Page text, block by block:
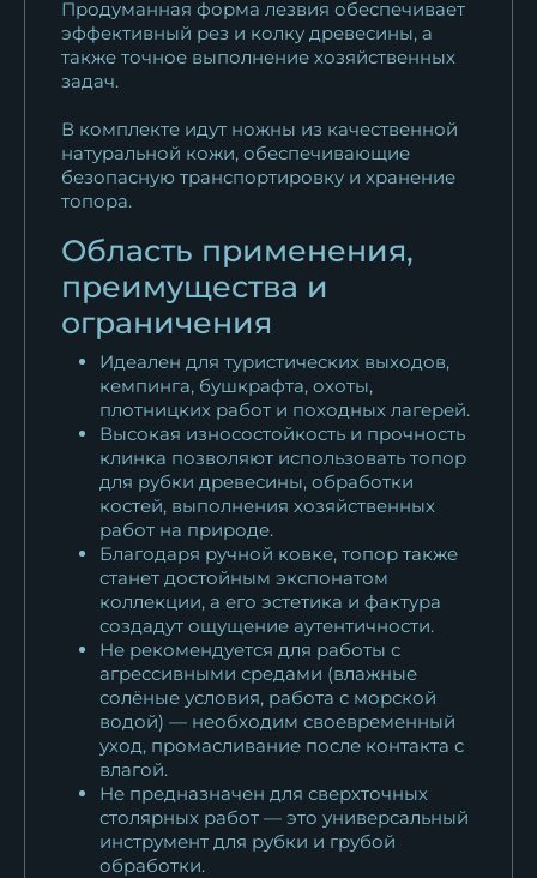
Продуманная форма лезвия обеспечивает
эффективный рез и колку древесины, а
также точное выполнение хозяйственных
задач.
В комплекте идут ножны из качественной
натуральной кожи, обеспечивающие
безопасную транспортировку и хранение
топора.
Область применения,
преимущества и
ограничения
Идеален для туристических выходов,
кемпинга, бушкрафта, охоты,
плотницких работ и походных лагерей.
Высокая износостойкость и прочность
клинка позволяют использовать топор
для рубки древесины, обработки
костей, выполнения хозяйственных
работ на природе.
Благодаря ручной ковке, топор также
станет достойным экспонатом
коллекции, а его эстетика и фактура
создадут ощущение аутентичности.
Не рекомендуется для работы с
агрессивными средами (влажные
солёные условия, работа с морской
водой) — необходим своевременный
уход, промасливание после контакта с
влагой.
Не предназначен для сверхточных
столярных работ — это универсальный
инструмент для рубки и грубой
обработки.